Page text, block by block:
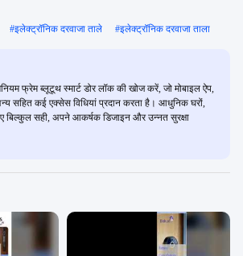
#इलेक्ट्रॉनिक दरवाजा ताले #इलेक्ट्रॉनिक दरवाजा ताला
फ्रेम ब्लूटूथ स्मार्ट डोर लॉक की खोज करें, जो मोबाइल ऐप,
सहित कई एक्सेस विधियां प्रदान करता है। आधुनिक घरों,
बिल्कुल सही, अपने आकर्षक डिजाइन और उन्नत सुरक्षा